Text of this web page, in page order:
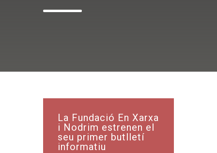
La Fundació En Xarxa
i Nodrim estrenen el
seu primer butlletí
informatiu